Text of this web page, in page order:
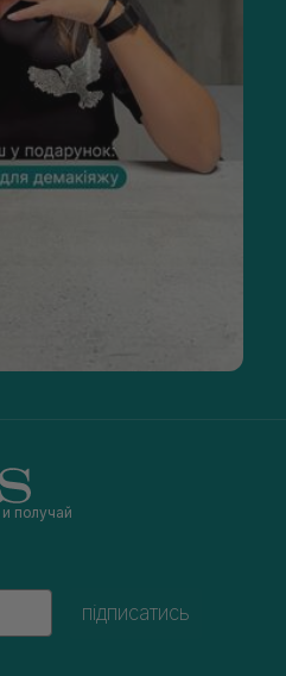
и получай
підписатись